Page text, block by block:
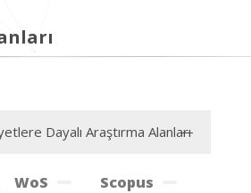
Dayalı Araştırma Alanları
WoS Scopus